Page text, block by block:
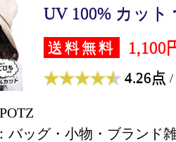
UV 100% カット
送料無料 1,100
4.26点 /
バッグ・小物・ブランド